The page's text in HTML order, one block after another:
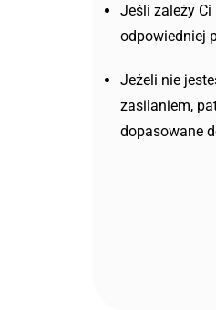
Jeśli zależy
odpowiedniej
Jeżeli nie
zasilaniem,
dopasowane